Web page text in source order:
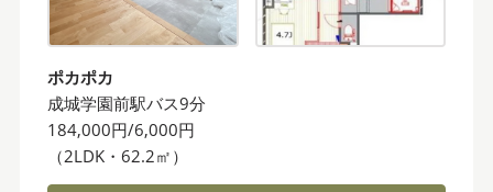
ポカポカ
成城学園前駅バス9分
184,000円/6,000円
（2LDK・62.2㎡）